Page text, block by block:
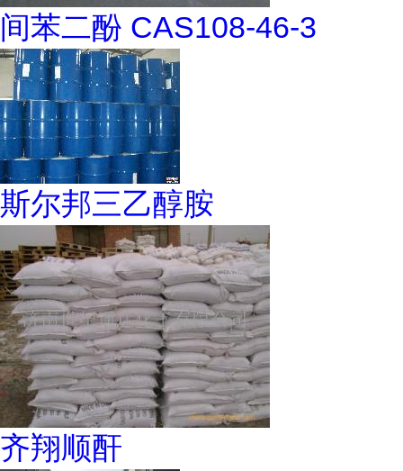
间苯二酚 CAS108-46-3
斯尔邦三乙醇胺
齐翔顺酐